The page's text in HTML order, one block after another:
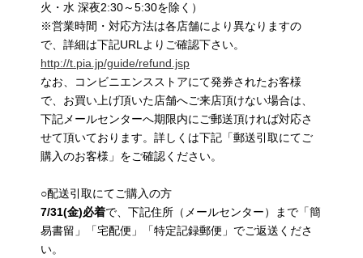
火・水 深夜2:30～5:30を除く）
※営業時間・対応方法は各店舗により異なりますの
で、詳細は下記URLよりご確認下さい。
http://t.pia.jp/guide/refund.jsp
なお、コンビニエンスストアにて発券されたお客様
で、お買い上げ頂いた店舗へご来店頂けない場合は、
下記メールセンターへ期限内にご郵送頂ければ対応さ
せて頂いております。詳しくは下記「郵送引取にてご
購入のお客様」をご確認ください。
○配送引取にてご購入の方
7/31(金)必着で、下記住所（メールセンター）まで「簡
易書留」「宅配便」「特定記録郵便」でご返送くださ
い。